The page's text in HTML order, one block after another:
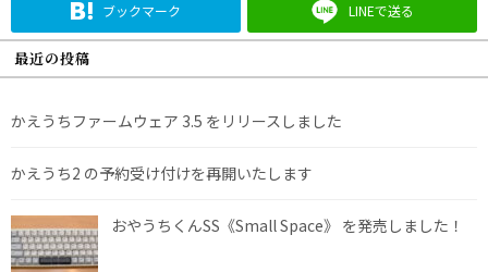
ブックマーク LINEで送る
最近の投稿
かえうちファームウェア 3.5 をリリースしました
かえうち2 の予約受け付けを再開いたします
おやうちくんSS《Small Space》 を発売しました！